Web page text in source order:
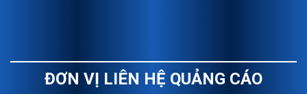
ĐƠN VỊ LIÊN HỆ QUẢNG CÁO